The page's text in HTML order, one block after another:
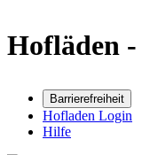
Hofläden -
Barrierefreiheit
Hofladen Login
Hilfe